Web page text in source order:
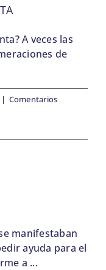
A veces las
de
| Comentarios
manifestaban
ayuda para el
a ...